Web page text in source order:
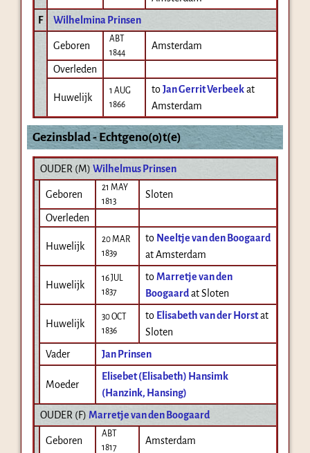
F
Wilhelmina Prinsen
Geboren
ABT
1844
Amsterdam
Overleden
Huwelijk
1 AUG
1866
toJan Gerrit Verbeek at
Amsterdam
Gezinsblad - Echtgeno(o)t(e)
OUDER (M) Wilhelmus Prinsen
Geboren
21 MAY
1813
Sloten
Overleden
Huwelijk
20 MAR
1839
to Neeltje van den Boogaard
at Amsterdam
Huwelijk
16 JUL
1837
toMarretje van den
Boogaard at Sloten
Huwelijk
30 OCT
1836
to Elisabeth van der Horst at
Sloten
Vader
Jan Prinsen
Moeder
Elisebet (Elisabeth) Hansimk
(Hanzink, Hansing)
OUDER (F) Marretje van den Boogaard
Geboren
ABT
1817
Amsterdam